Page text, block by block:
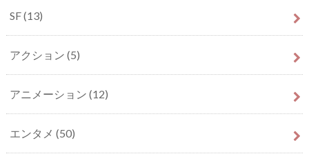
SF(13)
アクション (5)
アニメーション (12)
エンタメ (50)